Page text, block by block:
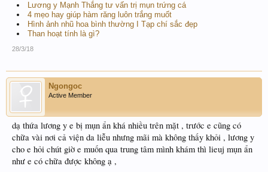
Lương y Mạnh Thắng tư vấn trị mụn trứng cá
4 mẹo hay giúp hàm răng luôn trắng muốt
Hình ảnh nhũ hoa bình thường I Tạp chí sắc đẹp
Than hoạt tính là gì?
28/3/18
Ngongoc
Active Member
dạ thứa lương y e bị mụn ẩn khá nhiều trên mặt , trước e cũng có
chữa vài nơi cả viện da liễu nhưng mãi mà không thấy khỏi , lương y
cho e hỏi chút giờ e muốn qua trung tâm mình khám thì lieuj mụn ẩn
như e có chữa được không ạ ,